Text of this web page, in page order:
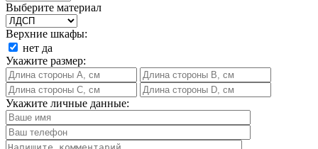
Выберите материал
Верхние шкафы:
нет да
Укажите размер:
Укажите личные данные: